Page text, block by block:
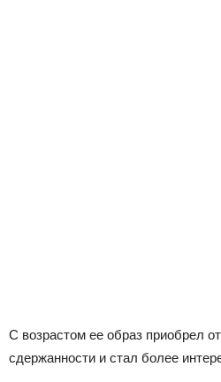
С возрастом ее образ приобрел
сдержанности и стал более